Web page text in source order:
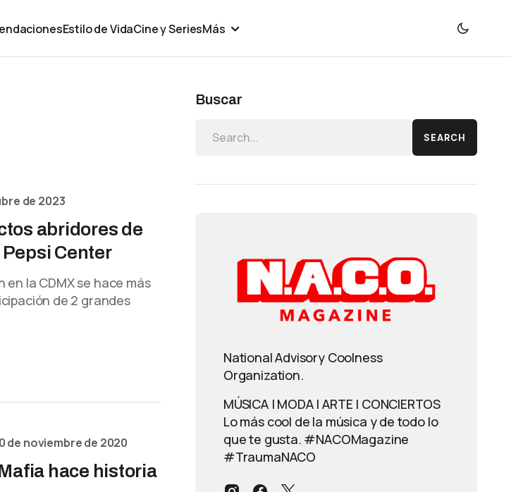
Estilo de VidaCine y SeriesMás
de 2023
abridores de
Center
en la CDMX se hace más
de 2 grandes
de noviembre de 2020
hace historia
Buscar
SEARCH
National Advisory Coolness
Organization.
MÚSICA | MODA | ARTE | CONCIERTOS
Lo más cool de la música y de todo lo
que te gusta. #NACOMagazine
#TraumaNACO